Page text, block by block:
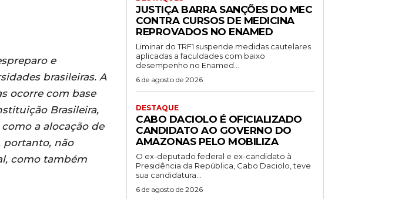
e
brasileiras. A
ocorre com base
Brasileira,
a alocação de
portanto, não
como também
JUSTIÇA BARRA SANÇÕES DO MEC
CONTRA CURSOS DE MEDICINA
REPROVADOS NO ENAMED
Liminar do TRF1 suspende medidas cautelares
aplicadas a faculdades com baixo
desempenho no Enamed...
6 de agosto de 2026
DESTAQUE
CABO DACIOLO É OFICIALIZADO
CANDIDATO AO GOVERNO DO
AMAZONAS PELO MOBILIZA
O ex-deputado federal e ex-candidato à
Presidência da República, Cabo Daciolo, teve
sua candidatura...
6 de agosto de 2026